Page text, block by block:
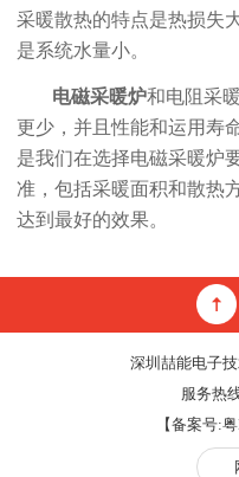
采暖散热的特点是热损失
是系统水量小。
电磁采暖炉和电阻采
更少，并且性能和运用寿
是我们在选择电磁采暖炉
准，包括采暖面积和散热
达到最好的效果。
深圳喆能电子
服务热
【备案号: